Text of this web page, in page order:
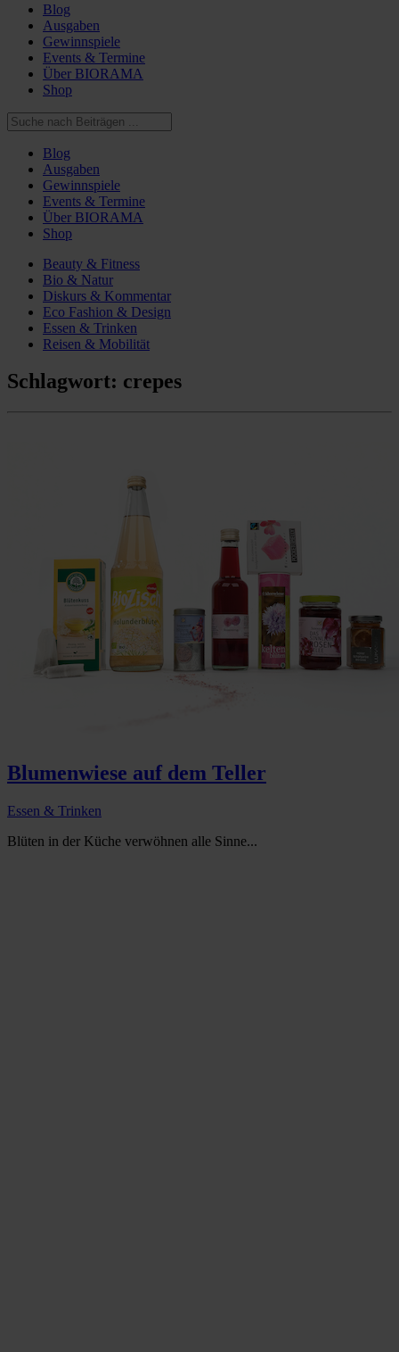
Blog
Ausgaben
Gewinnspiele
Events & Termine
Über BIORAMA
Shop
Blog
Ausgaben
Gewinnspiele
Events & Termine
Über BIORAMA
Shop
Beauty & Fitness
Bio & Natur
Diskurs & Kommentar
Eco Fashion & Design
Essen & Trinken
Reisen & Mobilität
Schlagwort: crepes
Blumenwiese auf dem Teller
Essen & Trinken
Blüten in der Küche verwöhnen alle Sinne...